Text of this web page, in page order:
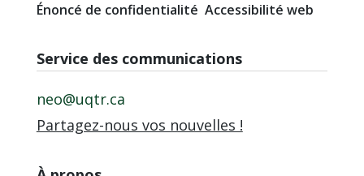
Énoncé de confidentialité Accessibilité web
Service des communications
neo@uqtr.ca
Partagez-nous vos nouvelles !